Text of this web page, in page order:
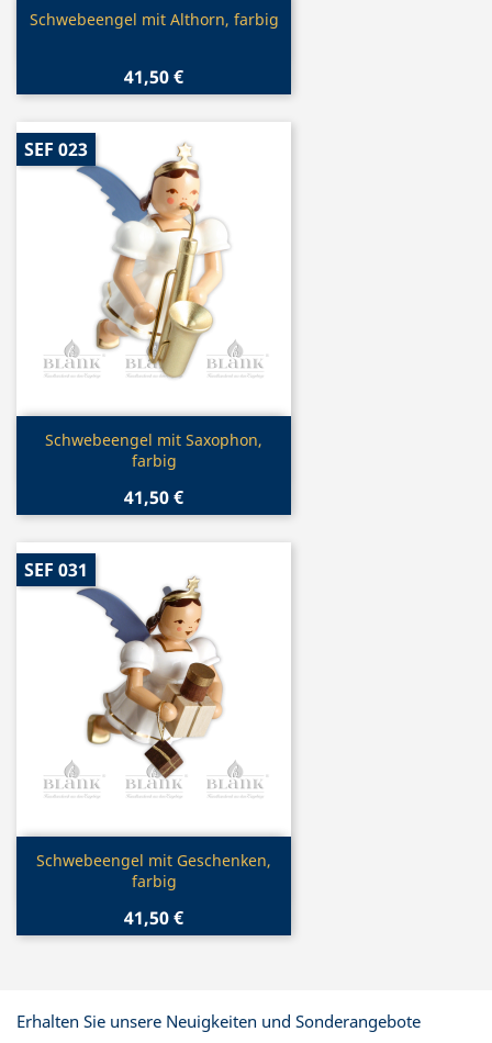
Vorschau
Schwebeengel mit Althorn, farbig
41,50 €
Vorschau
Schwebeengel mit Saxophon,
farbig
41,50 €
SEF 023
Vorschau
Schwebeengel mit Geschenken,
farbig
41,50 €
SEF 031
Erhalten Sie unsere Neuigkeiten und Sonderangebote